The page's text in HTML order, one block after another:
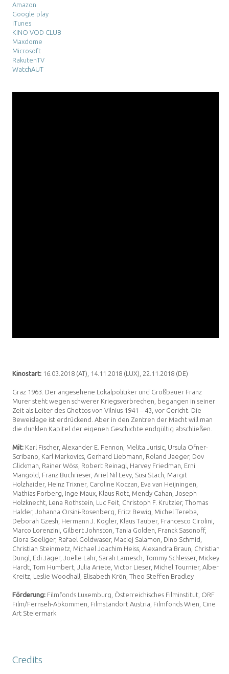
Amazon
Google play
iTunes
KINO VOD CLUB
Maxdome
Microsoft
RakutenTV
WatchAUT
Kinostart: 16.03.2018 (AT), 14.11.2018 (LUX), 22.11.2018 (DE)
Graz 1963. Der angesehene Lokalpolitiker und Großbauer Franz
Murer steht wegen schwerer Kriegsverbrechen, begangen in seiner
Zeit als Leiter des Ghettos von Vilnius 1941 – 43, vor Gericht. Die
Beweislage ist erdrückend. Aber in den Zentren der Macht will man
die dunklen Kapitel der eigenen Geschichte endgültig abschließen.
Mit: Karl Fischer, Alexander E. Fennon Melita Jurisic Ursula Ofner-
Scribano , Karl Markovics, Gerhard Liebmann , Roland Jaeger, Dov
Glickman, Rainer Wöss, Robert Reinagl Harvey Friedman , Erni
Mangold, Franz Buchrieser, Ariel Nil Levy Susi Stach , Margit
Holzhaider, Heinz Trixner, Caroline Koczan Eva van Heijningen
Mathias Forberg, Inge Maux Klaus Rott Mendy Cahan , Joseph
Holzknecht, Lena Rothstein , Luc Feit, Christoph F. Krutzler, Thomas
Halder, Johanna Orsini-Rosenberg , Fritz Bewig, Michel Tereba
Deborah Gzesh , Hermann J. Kogler, Klaus Tauber, Francesco Cirolini
Marco Lorenzini, Gilbert Johnston Tania Golden Franck Sasonoff,
Giora Seeliger, Rafael Goldwaser, Maciej Salamon , Dino Schmid,
Christian Steinmetz, Michael Joachim Heiss , Alexandra Braun, Christian
Dungl Edi Jäger, Joëlle Lahr, Sarah Lamesch Tommy Schlesser, Mickey
Hardt , Tom Humbert, Julia Ariete, Victor Lieser, Michel Tournier, Albert
Kreitz, Leslie Woodhall, Elisabeth Krön , Theo Steffen Bradley
Förderung: Filmfonds Luxemburg, Österreichisches Filminstitut, ORF
Film/Fernseh-Abkommen, Filmstandort Austria, Filmfonds Wien, Cine
Art Steiermark
Credits